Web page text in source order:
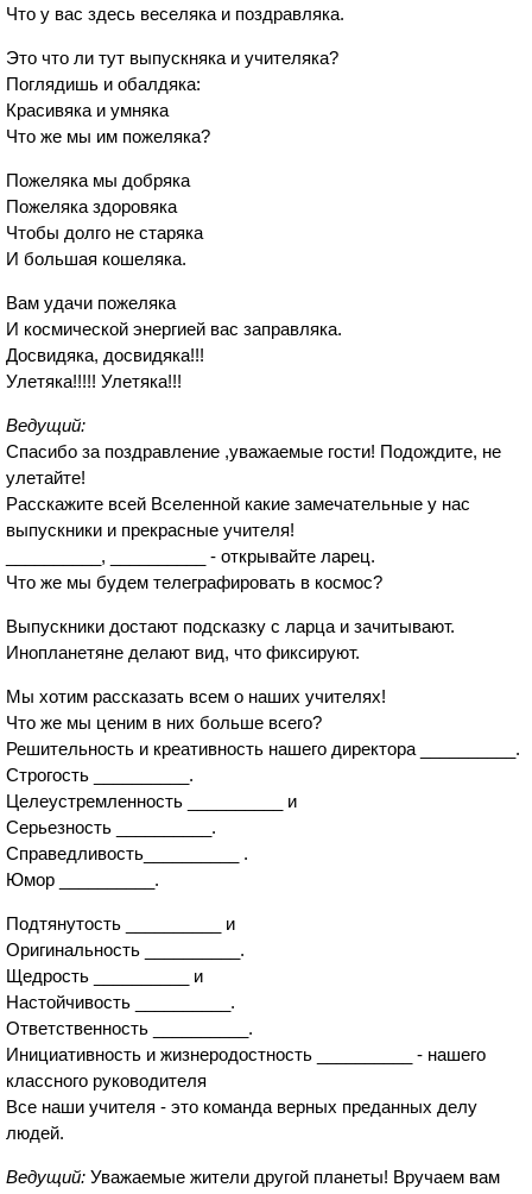
Что у вас здесь веселяка и поздравляка.
Это что ли тут выпускняка и учителяка?
Поглядишь и обалдяка:
Красивяка и умняка
Что же мы им пожеляка?
Пожеляка мы добряка
Пожеляка здоровяка
Чтобы долго не старяка
И большая кошеляка.
Вам удачи пожеляка
И космической энергией вас заправляка.
Досвидяка, досвидяка!!!
Улетяка!!!!! Улетяка!!!
Ведущий:
Спасибо за поздравление ,уважаемые гости! Подождите, не
улетайте!
Расскажите всей Вселенной какие замечательные у нас
выпускники и прекрасные учителя!
__________, __________ - открывайте ларец.
Что же мы будем телеграфировать в космос?
Выпускники достают подсказку с ларца и зачитывают.
Инопланетяне делают вид, что фиксируют.
Мы хотим рассказать всем о наших учителях!
Что же мы ценим в них больше всего?
Решительность и креативность нашего директора __________.
Строгость __________.
Целеустремленность __________ и
Серьезность __________.
Справедливость__________ .
Юмор __________.
Подтянутость __________ и
Оригинальность __________.
Щедрость __________ и
Настойчивость __________.
Ответственность __________.
Инициативность и жизнеродостность __________ - нашего
классного руководителя
Все наши учителя - это команда верных преданных делу
людей.
Ведущий: Уважаемые жители другой планеты! Вручаем вам